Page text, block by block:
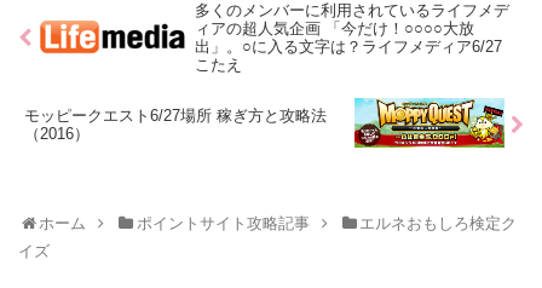
多くのメンバーに利用されているライフメデ
ィアの超人気企画 「今だけ！○○○○大放
出」。○に入る文字は？ライフメディア6/27
こたえ
モッピークエスト6/27場所 稼ぎ方と攻略法
（2016）
ホーム ポイントサイト攻略記事
エルネおもしろ検定ク
イズ